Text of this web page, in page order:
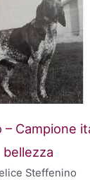
– Campione
bellezza
Steffenino